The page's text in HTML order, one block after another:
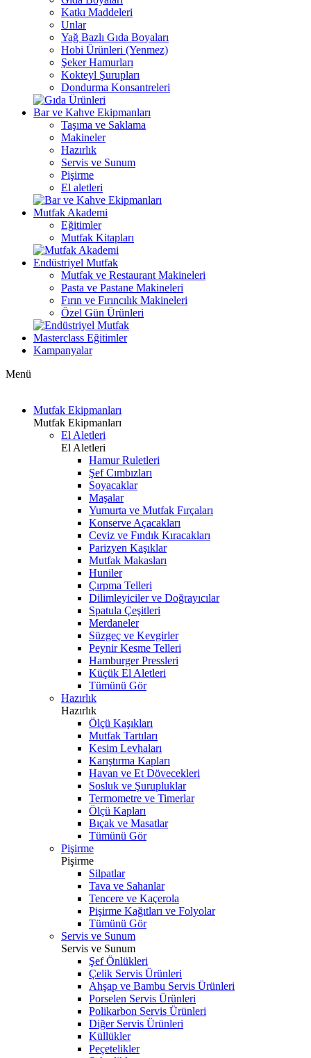
Katkı Maddeleri
Unlar
Yağ Bazlı Gıda Boyaları
Hobi Ürünleri (Yenmez)
Şeker Hamurları
Kokteyl Şurupları
Dondurma Konsantreleri
Bar ve Kahve Ekipmanları
Taşıma ve Saklama
Makineler
Hazırlık
Servis ve Sunum
Pişirme
El aletleri
Mutfak Akademi
Eğitimler
Mutfak Kitapları
Endüstriyel Mutfak
Mutfak ve Restaurant Makineleri
Pasta ve Pastane Makineleri
Fırın ve Fırıncılık Makineleri
Özel Gün Ürünleri
Masterclass Eğitimler
Kampanyalar
Menü
Mutfak Ekipmanları
Mutfak Ekipmanları
El Aletleri
El Aletleri
Hamur Ruletleri
Şef Cımbızları
Soyacaklar
Maşalar
Yumurta ve Mutfak Fırçaları
Konserve Açacakları
Ceviz ve Fındık Kıracakları
Parizyen Kaşıklar
Mutfak Makasları
Huniler
Çırpma Telleri
Dilimleyiciler ve Doğrayıcılar
Spatula Çeşitleri
Merdaneler
Süzgeç ve Kevgirler
Peynir Kesme Telleri
Hamburger Pressleri
Küçük El Aletleri
Tümünü Gör
Hazırlık
Hazırlık
Ölçü Kaşıkları
Mutfak Tartıları
Kesim Levhaları
Karıştırma Kapları
Havan ve Et Dövecekleri
Sosluk ve Şurupluklar
Termometre ve Timerlar
Ölçü Kapları
Bıçak ve Masatlar
Tümünü Gör
Pişirme
Pişirme
Silpatlar
Tava ve Sahanlar
Tencere ve Kaçerola
Pişirme Kağıtları ve Folyolar
Tümünü Gör
Servis ve Sunum
Servis ve Sunum
Şef Önlükleri
Çelik Servis Ürünleri
Ahşap ve Bambu Servis Ürünleri
Porselen Servis Ürünleri
Polikarbon Servis Ürünleri
Diğer Servis Ürünleri
Küllükler
Peçetelikler